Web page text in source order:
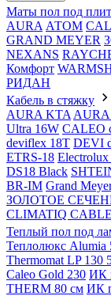
Маты пол под
AURA АТОМ
GRAND MEYER
NEXANS
Комфорт
РИДАН
Кабель в стяжку
AURA KTA
Ultra 16W CALEO
deviflex 18T DEVI
ETRS-18
DS18 Black
BR-IM Grand
ЗОЛОТОЕ
CLIMATIQ CABLE
Теплый пол под
Теплолюкс Alumia
Thermomat LP 130
Caleo Gold 230 ИК
THERM 80 см ИК